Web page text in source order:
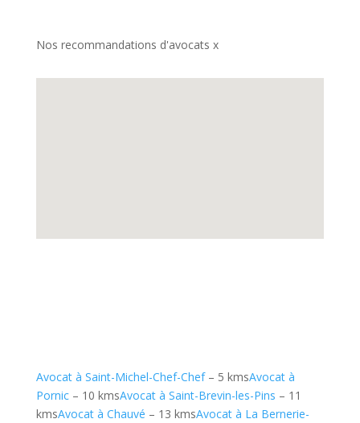
Nos recommandations d'avocats x
Avocat à Saint-Michel-Chef-Chef– 5 kmsAvocat à
Pornic– 10 kmsAvocat à Saint-Brevin-les-Pins – 11
kmsAvocat à Chauvé – 13 kmsAvocat à La Bernerie-